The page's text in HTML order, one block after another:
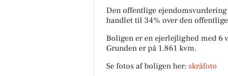
Den offentlige
handlet til 34% over den
Boligen er en ejerlejlighed med 6
Grunden er på 1.861 kvm.
Se fotos af boligen her: skråfoto